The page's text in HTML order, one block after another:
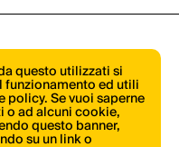
questo utilizzati si
funzionamento ed utili
Se vuoi saperne
o ad alcuni cookie,
questo banner,
su un link o